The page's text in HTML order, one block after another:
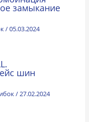
замыкание
/05.03.2024
шин
/27.02.2024